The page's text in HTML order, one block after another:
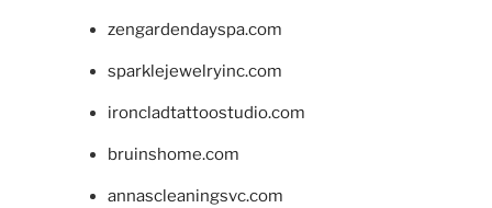
zengardendayspa.com
sparklejewelryinc.com
ironcladtattoostudio.com
bruinshome.com
annascleaningsvc.com